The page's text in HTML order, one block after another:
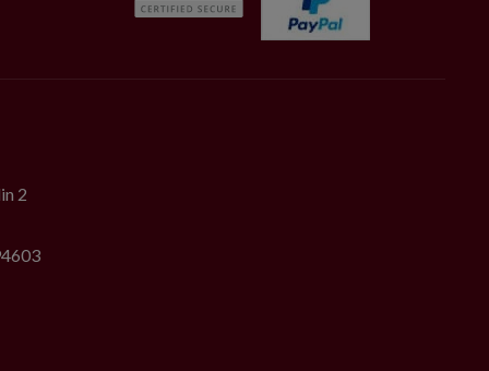
2